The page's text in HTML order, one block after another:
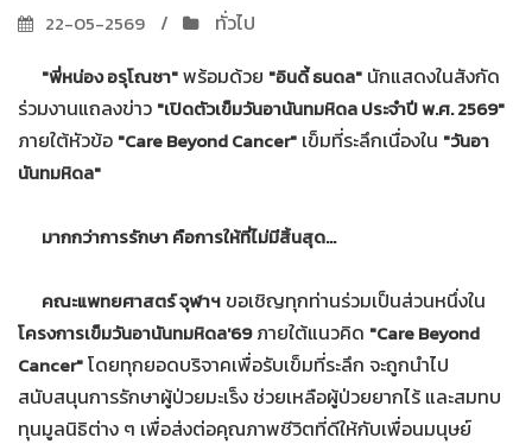
22-05-2569 ทั่วไป
"พี่หน่อง อรุโณชา"พร้อมด้วย "อินดี้ ธนดล" นักแสดงในสังกัด
ร่วมงานแถลงข่าว "เปิดตัวเข็มวันอานันทมหิดล ประจำปี พ.ศ. 2569"
ภายใต้หัวข้อ "Care Beyond Cancer" เข็มที่ระลึกเนื่องใน "วันอา
นันทมหิดล"
มากกว่าการรักษา คือการให้ที่ไม่มีสิ้นสุด...
คณะแพทยศาสตร์ จุฬาฯ ขอเชิญทุกท่านร่วมเป็นส่วนหนึ่งใน
โครงการเข็มวันอานันทมหิดล'69ภายใต้แนวคิด "Care Beyond
Cancer"โดยทุกยอดบริจาคเพื่อรับเข็มที่ระลึก จะถูกนำไป
สนับสนุนการรักษาผู้ป่วยมะเร็ง ช่วยเหลือผู้ป่วยยากไร้ และสมทบ
ทุนมูลนิธิต่าง ๆ เพื่อส่งต่อคุณภาพชีวิตที่ดีให้กับเพื่อนมนุษย์